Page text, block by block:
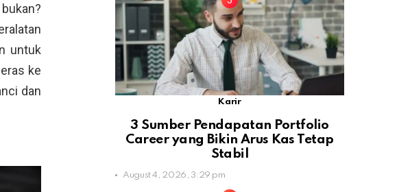
untuk
ke
dan
Karir
3 Sumber Pendapatan Portfolio
Career yang Bikin Arus Kas Tetap
Stabil
August 4, 2026, 3:29 pm